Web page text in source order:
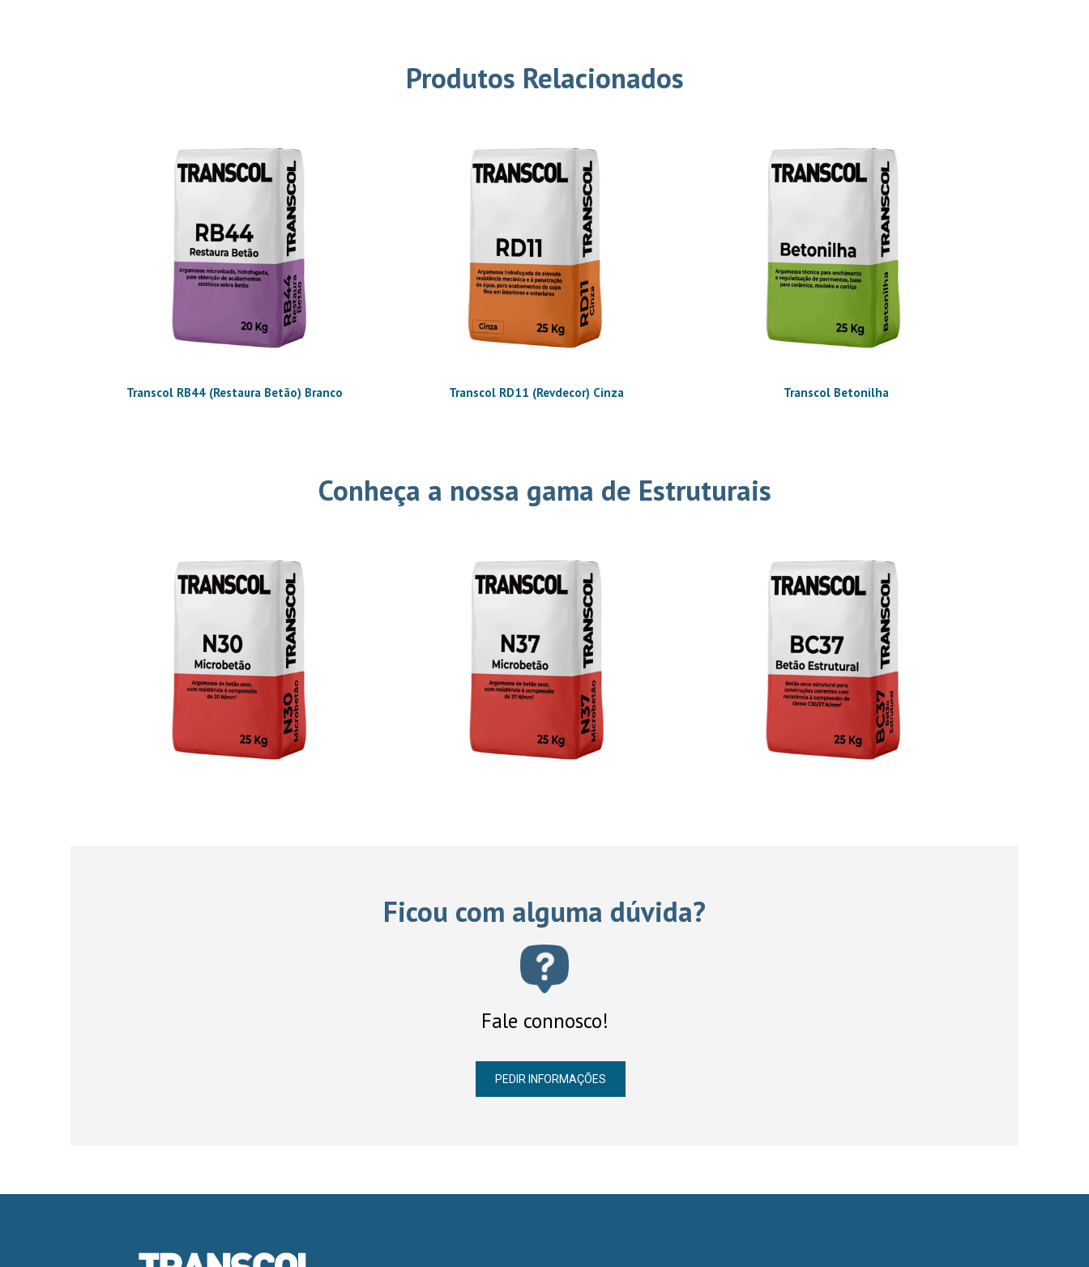
Produtos Relacionados
Transcol RB44 (Restaura Betão) Branco Transcol RD11 (Revdecor) Cinza Transcol Betonilha
Conheça a nossa gama de Estruturais
Ficou com alguma dúvida?
Fale connosco!
PEDIR INFORMAÇÕES